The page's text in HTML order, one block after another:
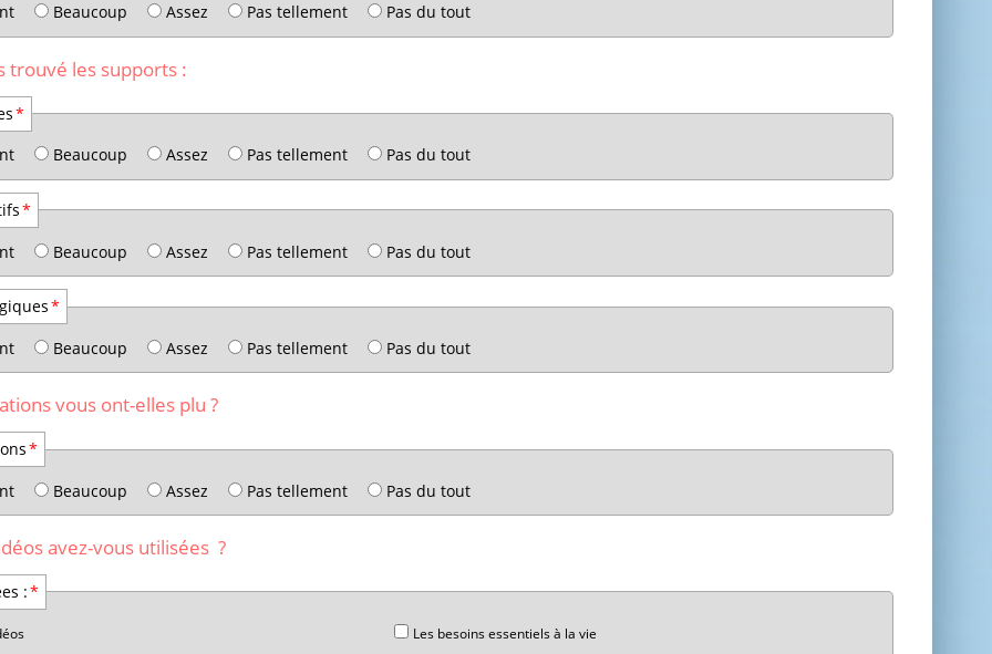
Beaucoup Assez Pas tellement Pas du tout
trouvé les supports :
*
Beaucoup Assez Pas tellement Pas du tout
*
Beaucoup Assez Pas tellement Pas du tout
*
Beaucoup Assez Pas tellement Pas du tout
vous ont-elles plu ?
*
Beaucoup Assez Pas tellement Pas du tout
avez-vous utilisées ?
:*
Les besoins essentiels à la vie